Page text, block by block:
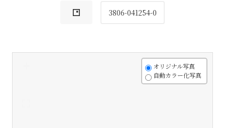
3806-041254-0
オリジナル写真
自動カラー化写真